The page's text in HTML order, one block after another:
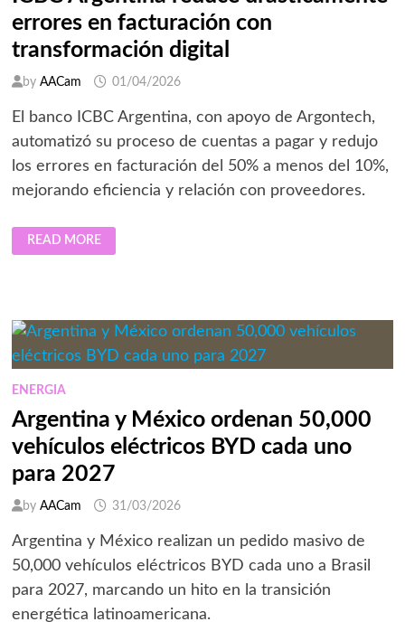
errores en facturación con
transformación digital
by AACam 01/04/2026
El banco ICBC Argentina, con apoyo de Argontech,
automatizó su proceso de cuentas a pagar y redujo
los errores en facturación del 50% a menos del 10%,
mejorando eficiencia y relación con proveedores.
ICBC
ARGENTINA
REDUCE
CON
TRANSFORMACIÓN
DIGITAL
READ MORE
ENERGIA
Argentina y México ordenan 50,000
vehículos eléctricos BYD cada uno
para 2027
by AACam 31/03/2026
Argentina y México realizan un pedido masivo de
50,000 vehículos eléctricos BYD cada uno a Brasil
para 2027, marcando un hito en la transición
energética latinoamericana.